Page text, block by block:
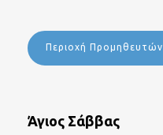
Περιοχή Προμηθευτών
Άγιος Σάββας